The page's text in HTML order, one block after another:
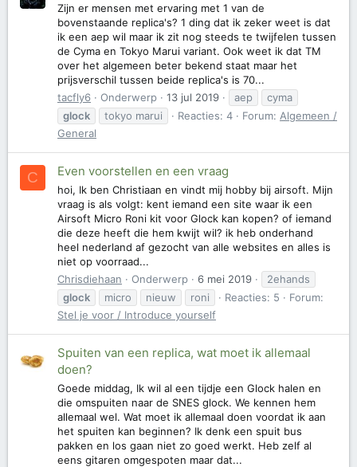
Zijn er mensen met ervaring met 1 van de
bovenstaande replica's? 1 ding dat ik zeker weet is dat
ik een aep wil maar ik zit nog steeds te twijfelen tussen
de Cyma en Tokyo Marui variant. Ook weet ik dat TM
over het algemeen beter bekend staat maar het
prijsverschil tussen beide replica's is 70...
tacfly6
Onderwerp 13 jul 2019 aep
cyma
glock
tokyo marui Reacties: 4 Forum: Algemeen /
General
C Even voorstellen en een vraag
hoi, Ik ben Christiaan en vindt mij hobby bij airsoft. Mijn
vraag is als volgt: kent iemand een site waar ik een
Airsoft Micro Roni kit voor Glock kan kopen? of iemand
die deze heeft die hem kwijt wil? ik heb onderhand
heel nederland af gezocht van alle websites en alles is
niet op voorraad...
Chrisdiehaan
Onderwerp 6 mei 2019
2ehands
glock
micro nieuw roni Reacties: 5
Forum:
Stel je voor / Introduce yourself
Spuiten van een replica, wat moet ik allemaal
doen?
Goede middag, Ik wil al een tijdje een Glock halen en
die omspuiten naar de SNES glock. We kennen hem
allemaal wel. Wat moet ik allemaal doen voordat ik aan
het spuiten kan beginnen? Ik denk een spuit bus
pakken en los gaan niet zo goed werkt. Heb zelf al
eens gitaren omgespoten maar dat...